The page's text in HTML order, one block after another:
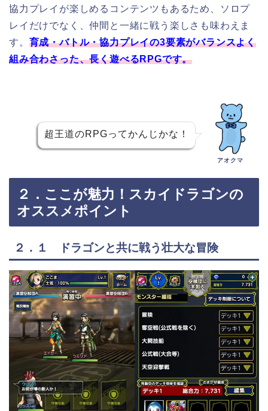
協力プレイが楽しめるコンテンツもあるため、ソロプ
レイだけでなく、仲間と一緒に戦う楽しさも味わえま
す。 育成・バトル・協力プレイの3要素がバランスよく
組み合わさった、長く遊べるRPGです。
超王道のRPGってかんじかな！
アオクマ
２．ここが魅力！スカイドラゴンの
オススメポイント
２．１ ドラゴンと共に戦う壮大な冒険